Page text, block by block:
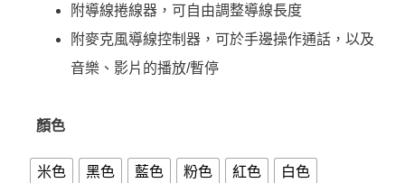
附導線捲線器，可自由調整導線長度
附麥克風導線控制器，可於手邊操作通話，以及
音樂、影片的播放/暫停
顏色
米色 黑色 藍色 粉色 紅色 白色